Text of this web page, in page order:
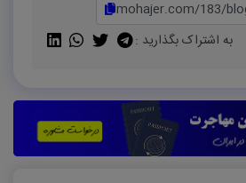
به اشتراک بگذارید :